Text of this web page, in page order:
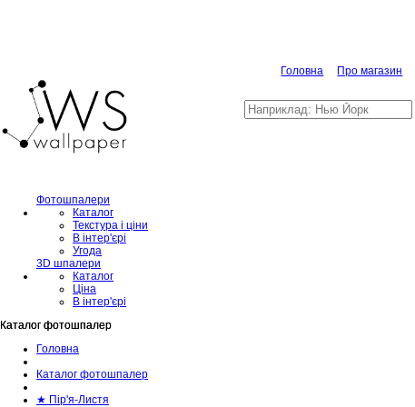
Головна Про магазин
Фотошпалери
Каталог
Текстура і ціни
В інтер'єрі
Угода
3D шпалери
Каталог
Ціна
В інтер'єрі
Каталог фотошпалер
Каталог фотошпалер
Головна
Каталог фотошпалер
★ Пір'я-Листя